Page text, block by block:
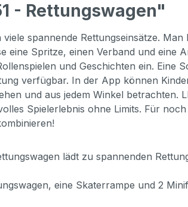
- Rettungswagen"
spannende Rettungseinsätze.
eine Spritze, einen Verband und eine
und Geschichten ein. Eine
verfügbar. In der App können
und aus jedem Winkel betrachten.
Spielerlebnis ohne Limits. Für
lädt zu spannenden
eine Skaterrampe und 2